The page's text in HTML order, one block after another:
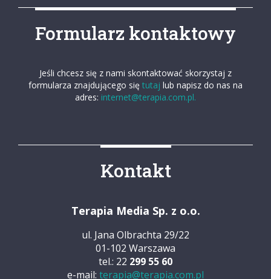
Formularz kontaktowy
Jeśli chcesz się z nami skontaktować skorzystaj z
formularza znajdującego się tutaj lub napisz do nas na
adres: internet@terapia.com.pl.
Kontakt
Terapia Media Sp. z o.o.
ul. Jana Olbrachta 29/22
01-102 Warszawa
tel.: 22 299 55 60
e-mail: terapia@terapia.com.pl